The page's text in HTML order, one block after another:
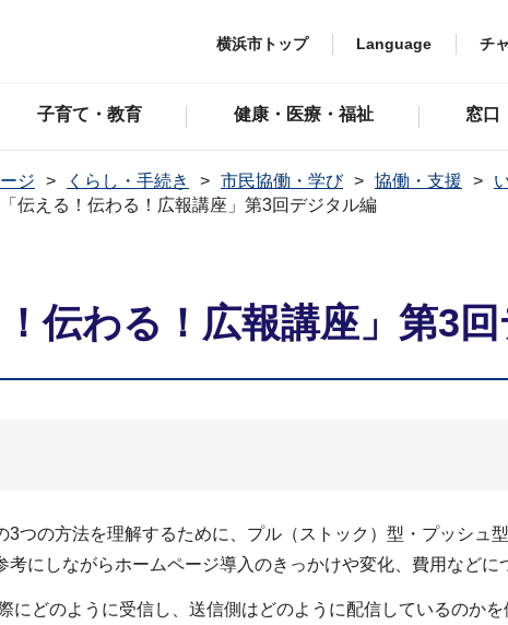
横浜市トップ Language チ
子育て・教育 健康・医療・福祉 窓口
ジ くらし・手続き 市民協働・学び 協働・支援
「伝える！伝わる！広報講座」第3回デジタル編
！伝わる！広報講座」第3
つの方法を理解するために、プル（ストック）型・プッシュ
にしながらホームページ導入のきっかけや変化、費用などに
にどのように受信し、送信側はどのように配信しているのか